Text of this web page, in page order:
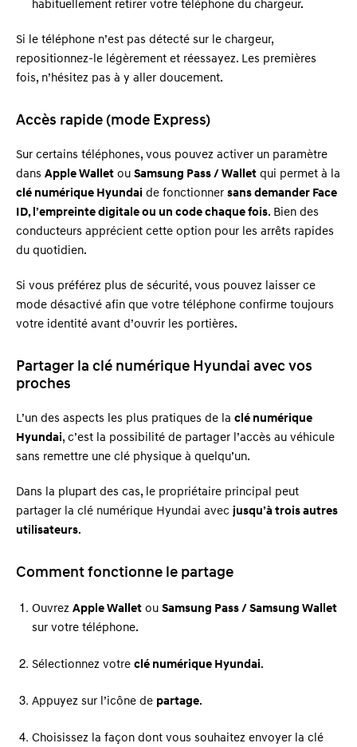
habituellement retirer votre téléphone du chargeur.
Si le téléphone n’est pas détecté sur le chargeur,
repositionnez-le légèrement et réessayez. Les premières
fois, n’hésitez pas à y aller doucement.
Accès rapide (mode Express)
Sur certains téléphones, vous pouvez activer un paramètre
dans Apple Wallet ou Samsung Pass / Wallet qui permet à la
clé numérique Hyundai de fonctionner sans demander Face
ID, l’empreinte digitale ou un code chaque fois. Bien des
conducteurs apprécient cette option pour les arrêts rapides
du quotidien.
Si vous préférez plus de sécurité, vous pouvez laisser ce
mode désactivé afin que votre téléphone confirme toujours
votre identité avant d’ouvrir les portières.
Partager la clé numérique Hyundai avec vos
proches
L’un des aspects les plus pratiques de la clé numérique
Hyundai, c’est la possibilité de partager l’accès au véhicule
sans remettre une clé physique à quelqu’un.
Dans la plupart des cas, le propriétaire principal peut
partager la clé numérique Hyundai avec jusqu’à trois autres
utilisateurs.
Comment fonctionne le partage
Ouvrez Apple Wallet ou Samsung Pass / Samsung Wallet
sur votre téléphone.
Sélectionnez votre clé numérique Hyundai.
Appuyez sur l’icône de partage.
Choisissez la façon dont vous souhaitez envoyer la clé